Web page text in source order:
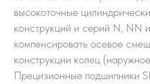
высокоточные
конструкций и серий N, NN
компенсировать осевое
конструкции колец
Прецизионные подшипники